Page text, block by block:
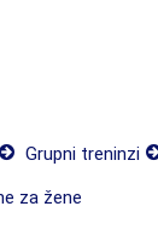
Grupni treninzi
za žene